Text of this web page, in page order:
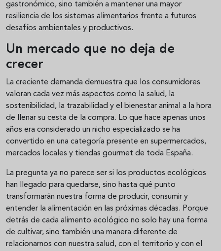
gastronómico, sino también a mantener una mayor
resiliencia de los sistemas alimentarios frente a futuros
desafíos ambientales y productivos.
Un mercado que no deja de
crecer
La creciente demanda demuestra que los consumidores
valoran cada vez más aspectos como la salud, la
sostenibilidad, la trazabilidad y el bienestar animal a la hora
de llenar su cesta de la compra. Lo que hace apenas unos
años era considerado un nicho especializado se ha
convertido en una categoría presente en supermercados,
mercados locales y tiendas gourmet de toda España.
La pregunta ya no parece ser si los productos ecológicos
han llegado para quedarse, sino hasta qué punto
transformarán nuestra forma de producir, consumir y
entender la alimentación en las próximas décadas. Porque
detrás de cada alimento ecológico no solo hay una forma
de cultivar, sino también una manera diferente de
relacionarnos con nuestra salud, con el territorio y con el